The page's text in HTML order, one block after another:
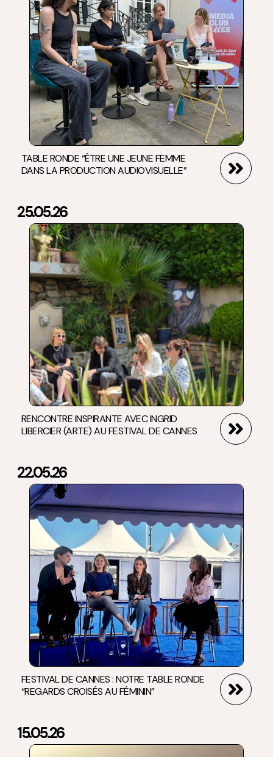
TABLE RONDE “ÊTRE UNE JEUNE FEMME
DANS LA PRODUCTION AUDIOVISUELLE”
25.05.26
RENCONTRE INSPIRANTE AVEC INGRID
LIBERCIER (ARTE) AU FESTIVAL DE CANNES
22.05.26
FESTIVAL DE CANNES : NOTRE TABLE RONDE
“REGARDS CROISÉS AU FÉMININ”
15.05.26